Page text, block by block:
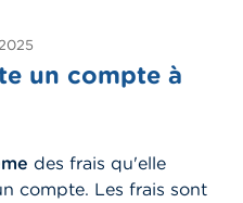
un compte à
des frais qu'elle
compte. Les frais sont